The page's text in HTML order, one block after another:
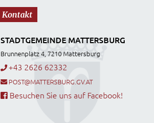
Kontakt
STADTGEMEINDE MATTERSBURG
Brunnenplatz 4, 7210 Mattersburg
+43 2626 62332
POST@MATTERSBURG.GV.AT
Besuchen Sie uns auf Facebook!